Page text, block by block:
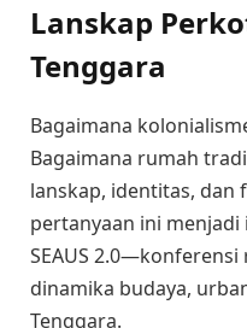
Lanskap
Tenggara
Bagaimana
Bagaimana rumah
lanskap, identitas, dan
pertanyaan ini
SEAUS
dinamika budaya,
Tenggara.